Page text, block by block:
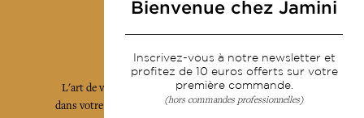
L'art de vivre JAMINI raconté avec poésie et élégance
dans votre boîte mail. Inscrivez vous à notre newsletter
Bienvenue chez Jamini
Inscrivez-vous à notre newsletter et
profitez de 10 euros offerts sur votre
première commande.
(hors commandes professionnelles)